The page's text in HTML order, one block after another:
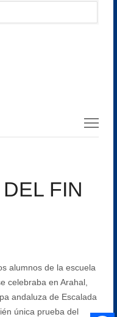
FIN
alumnos de la escuela
celebraba en Arahal,
andaluza de Escalada
única prueba del